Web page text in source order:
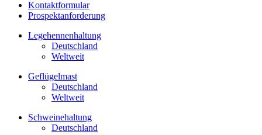
Kontaktformular
Prospektanforderung
Legehennenhaltung
Deutschland
Weltweit
Geflügelmast
Deutschland
Weltweit
Schweinehaltung
Deutschland